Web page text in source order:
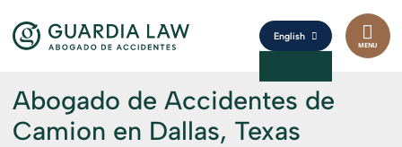
Return home
MENU
English
Abogado de Accidentes de
Camion en Dallas, Texas
Inicio
Áreas de práctica